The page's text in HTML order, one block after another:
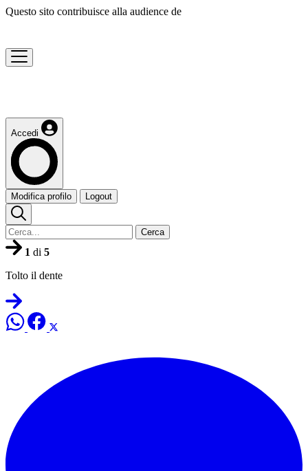
Questo sito contribuisce alla audience de
Accedi
Modifica profilo Logout
Cerca
1 di 5
Tolto il dente